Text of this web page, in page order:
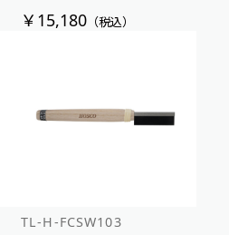
￥15,180 （税込）
TL-H-FCSW103